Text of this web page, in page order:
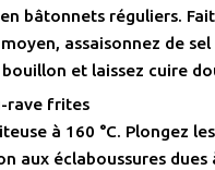
bâtonnets réguliers.
assaisonnez de
et laissez cuire
rave frites
à 160 °C. Plongez
aux éclaboussures dues